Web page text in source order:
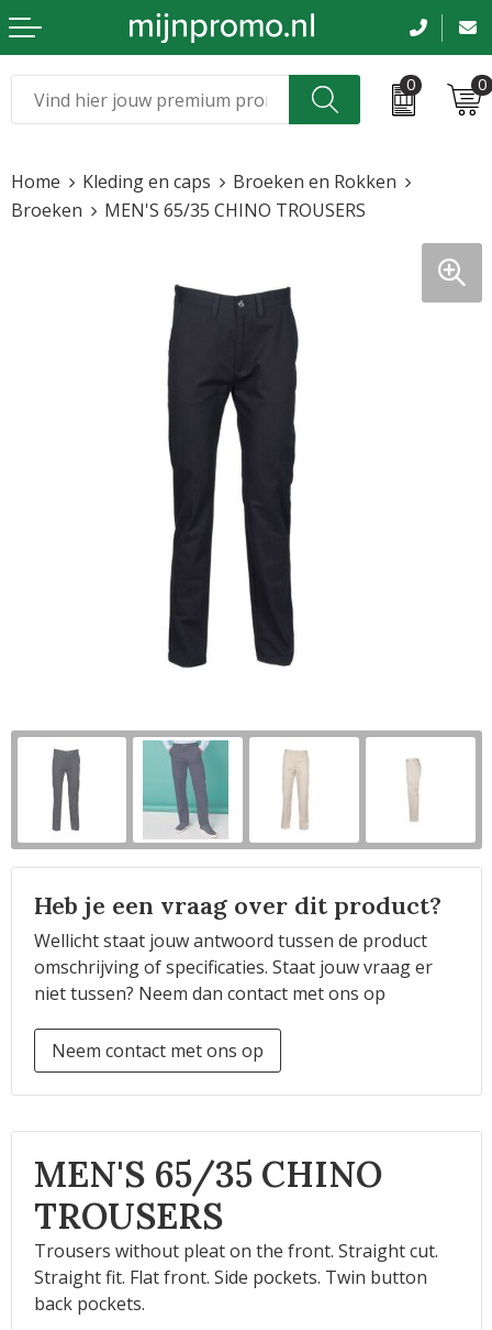
0 0
Kleding & caps
Tassen en reizen
Beurs en evenementen
Bloemen en planten
Sinterklaas
Home Kleding en caps
Broeken en Rokken
Broeken
MEN'S 65/35 CHINO TROUSERS
Heb je een vraag over dit product?
Wellicht staat jouw antwoord tussen de product
omschrijving of specificaties. Staat jouw vraag er
niet tussen? Neem dan contact met ons op
Neem contact met ons op
MEN'S 65/35 CHINO
TROUSERS
Trousers without pleat on the front. Straight cut.
Straight fit. Flat front. Side pockets. Twin button
back pockets.